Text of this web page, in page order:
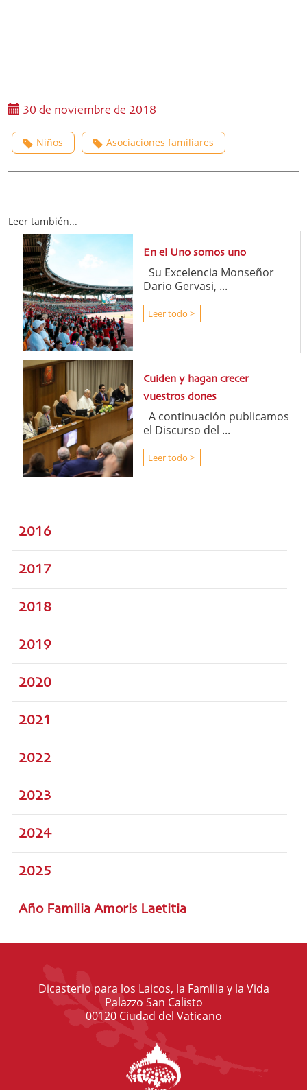
30 de noviembre de 2018
Niños Asociaciones familiares
Leer también...
En el Uno somos uno
Su Excelencia Monseñor
Dario Gervasi, ...
Leer todo >
Cuiden y hagan crecer
vuestros dones
A continuación publicamos
el Discurso del ...
Leer todo >
2016
2017
2018
2019
2020
2021
2022
2023
2024
2025
Año Familia Amoris Laetitia
Dicasterio para los Laicos, la Familia y la Vida
Palazzo San Calisto
00120 Ciudad del Vaticano